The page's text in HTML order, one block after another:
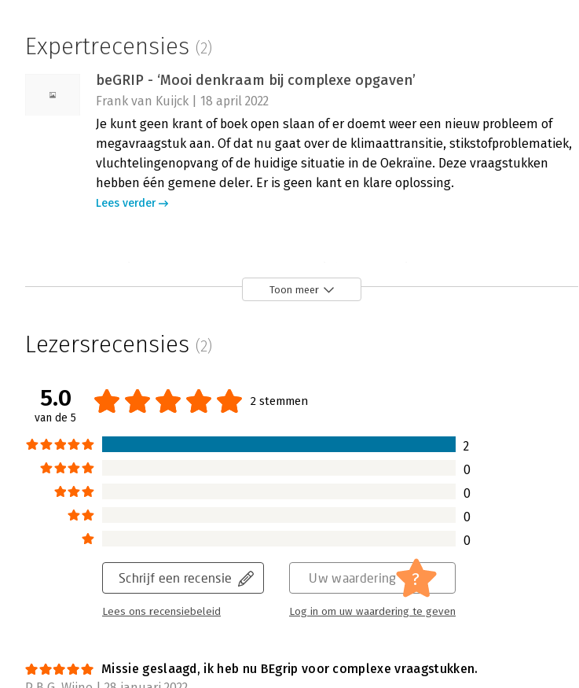
Expertrecensies (2)
beGRIP - ‘Mooi denkraam bij complexe opgaven’
Frank van Kuijck | 18 april 2022
Je kunt geen krant of boek open slaan of er doemt weer een nieuw probleem of
megavraagstuk aan. Of dat nu gaat over de klimaattransitie, stikstofproblematiek,
vluchtelingenopvang of de huidige situatie in de Oekraïne. Deze vraagstukken
hebben één gemene deler. Er is geen kant en klare oplossing.
Lees verder
Nico Jong | 3 december 2021
hoeveelheid actoren met hun belangen en de sterke samenhang tussen al deze
facetten, maken het moeilijk om grip te houden. Overheden beginnen dit ook te
laten in BEgrip zien hoe je als publieke professional om kunt gaan met
complexiteit.
Toon meer
Lezersrecensies (2)
5.0
van de 5
2 stemmen
2
0
0
0
0
Schrijf een recensie
Lees ons recensiebeleid
Uw waardering ?
Log in om uw waardering te geven
Missie geslaagd, ik heb nu BEgrip voor complexe vraagstukken.